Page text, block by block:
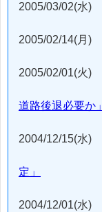
2005/03/02(水)
2005/02/14(月)
2005/02/01(火)
道路後退必要か」
2004/12/15(水)
定」
2004/12/01(水)